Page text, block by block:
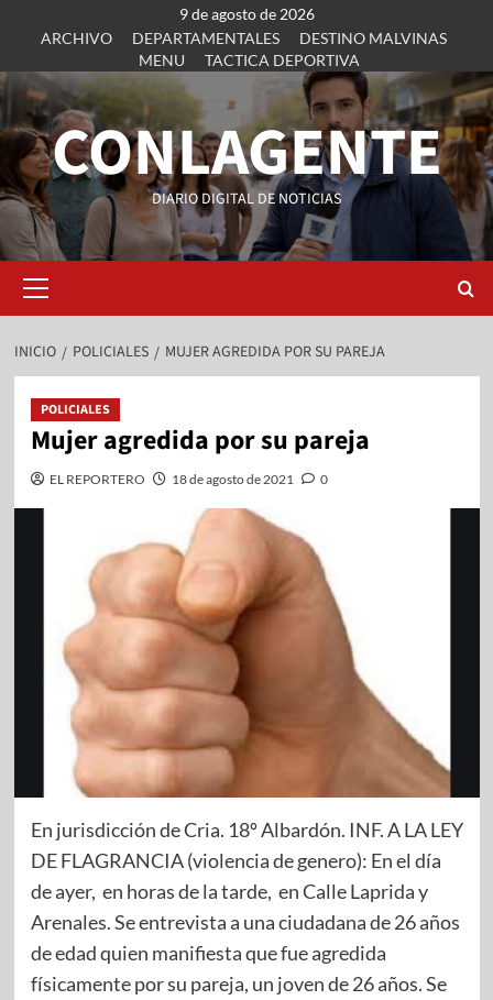
9 de agosto de 2026
ARCHIVO
DEPARTAMENTALES
DESTINO MALVINAS
MENU
TACTICA DEPORTIVA
CONLAGENTE
DIARIO DIGITAL DE NOTICIAS
INICIO POLICIALES MUJER AGREDIDA POR SU PAREJA
POLICIALES
Mujer agredida por su pareja
EL REPORTERO 18 de agosto de 2021 0
En jurisdicción de Cria. 18º Albardón. INF. A LA LEY
DE FLAGRANCIA (violencia de genero): En el día
de ayer, en horas de la tarde, en Calle Laprida y
Arenales. Se entrevista a una ciudadana de 26 años
de edad quien manifiesta que fue agredida
físicamente por su pareja, un joven de 26 años. Se